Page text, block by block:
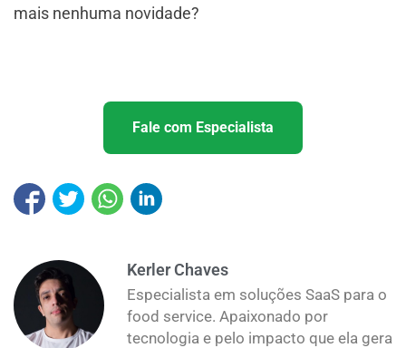
mais nenhuma novidade?
Fale com Especialista
Kerler Chaves
Especialista em soluções SaaS para o
food service. Apaixonado por
tecnologia e pelo impacto que ela gera